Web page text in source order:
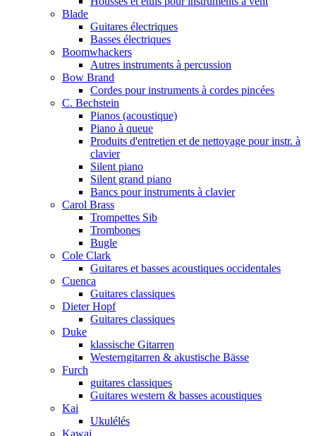
Blade
Guitares électriques
Basses électriques
Boomwhackers
Autres instruments à percussion
Bow Brand
Cordes pour instruments à cordes pincées
C. Bechstein
Pianos (acoustique)
Piano à queue
Produits d'entretien et de nettoyage pour instr. à
clavier
Silent piano
Silent grand piano
Bancs pour instruments à clavier
Carol Brass
Trompettes Sib
Trombones
Bugle
Cole Clark
Guitares et basses acoustiques occidentales
Cuenca
Guitares classiques
Dieter Hopf
Guitares classiques
Duke
klassische Gitarren
Westerngitarren & akustische Bässe
Furch
guitares classiques
Guitares western & basses acoustiques
Kai
Ukulélés
Kawai